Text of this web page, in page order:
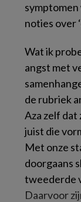
noties over
Wat ik
angst met
de rubriek
Aza zelf dat
juist die
Met onze
doorgaans
tweederde
Daarvoor